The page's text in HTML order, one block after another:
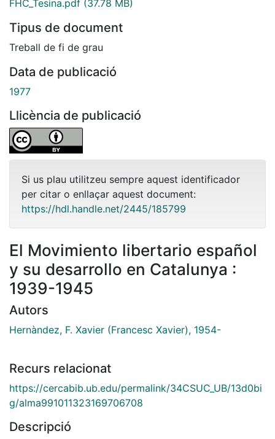
FHC_Tesina.pdf (37.78 MB)
Tipus de document
Treball de fi de grau
Data de publicació
1977
Llicència de publicació
Si us plau utilitzeu sempre aquest identificador
per citar o enllaçar aquest document:
https://hdl.handle.net/2445/185799
El Movimiento libertario español
y su desarrollo en Catalunya :
1939-1945
Autors
Hernàndez, F. Xavier (Francesc Xavier), 1954-
Recurs relacionat
https://cercabib.ub.edu/permalink/34CSUC_UB/13d0bi
g/alma991011323169706708
Descripció